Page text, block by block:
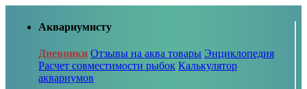
Аквариумисту
Дневники Отзывы на аква товары Энциклопедия
Расчет совместимости рыбок Калькулятор
аквариумов